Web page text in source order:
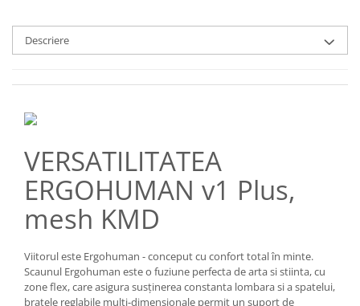
Descriere
VERSATILITATEA
ERGOHUMAN v1 Plus,
mesh KMD
​Viitorul este Ergohuman - conceput cu confort total în minte.
Scaunul Ergohuman este o fuziune perfecta de arta si stiinta, cu
zone flex, care asigura susținerea constanta lombara si a spatelui,
bratele reglabile multi-dimensionale permit un suport de